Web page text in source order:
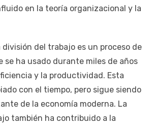
en la teoría organizacional y la
división del trabajo es un proceso de
se ha usado durante miles de años
y la productividad. Esta
con el tiempo, pero sigue siendo
de la economía moderna. La
también ha contribuido a la